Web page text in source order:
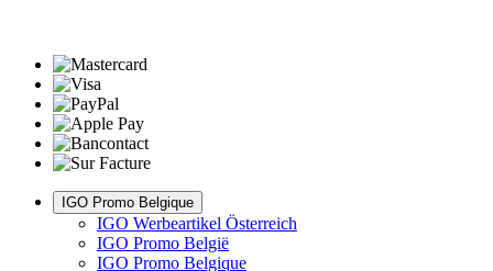
IGO Promo Belgique
IGO Werbeartikel Österreich
IGO Promo België
IGO Promo Belgique